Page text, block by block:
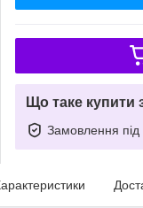
Що таке купити
Замовлення під